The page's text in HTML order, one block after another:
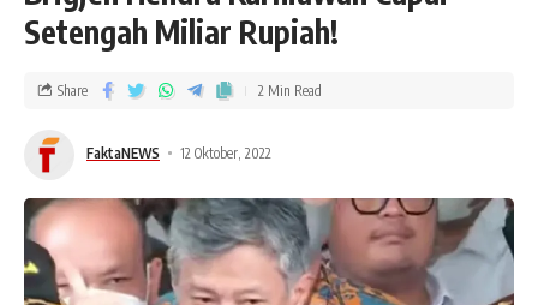
Setengah Miliar Rupiah!
FaktaNEWS 12 Oktober, 2022
Share 2 Min Read